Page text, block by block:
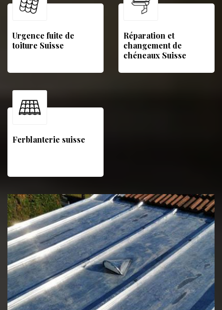
Urgence fuite de
toiture Suisse
Réparation et
changement de
chéneaux Suisse
Ferblanterie suisse